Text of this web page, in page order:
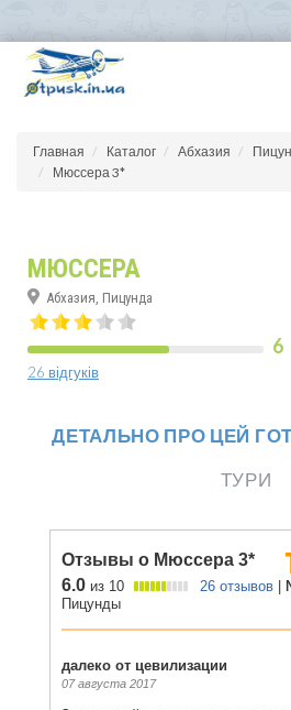
Главная Каталог Абхазия
Мюссера 3*
МЮССЕРА
Абхазия, Пицунда
6
26 відгуків
ДЕТАЛЬНО ПРО ЦЕЙ
ТУРИ